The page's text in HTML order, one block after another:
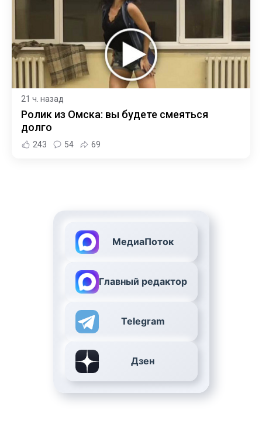
21 ч. назад
Ролик из Омска: вы будете смеяться
долго
243 54 69
МедиаПоток
Главный редактор
Telegram
Дзен